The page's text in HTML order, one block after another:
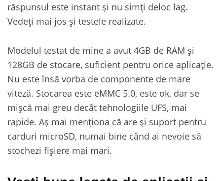
răspunsul este instant și nu simți deloc lag.
Vedeți mai jos și testele realizate.
Modelul testat de mine a avut 4GB de RAM și
128GB de stocare, suficient pentru orice aplicație.
Nu este însă vorba de componente de mare
viteză. Stocarea este eMMC 5.0, este ok, dar se
mișcă mai greu decât tehnologiile UFS, mai
rapide. Aș mai menționa că are și suport pentru
carduri microSD, numai bine când ai nevoie să
stochezi fișiere mai mari.